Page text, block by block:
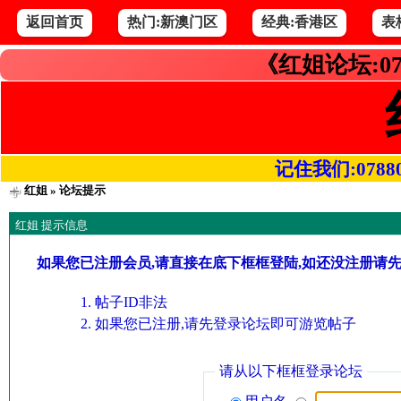
返回首页 热门:新澳门区 经典:香港区 表
《红姐论坛
记住我们
红姐» 论坛提示
红姐 提示信息
如果您已注册会员,请直接在底下框框登陆,如还没注册请
帖子ID非法
如果您已注册,请先登录论坛即可游览帖子
请从以下框框登录论坛